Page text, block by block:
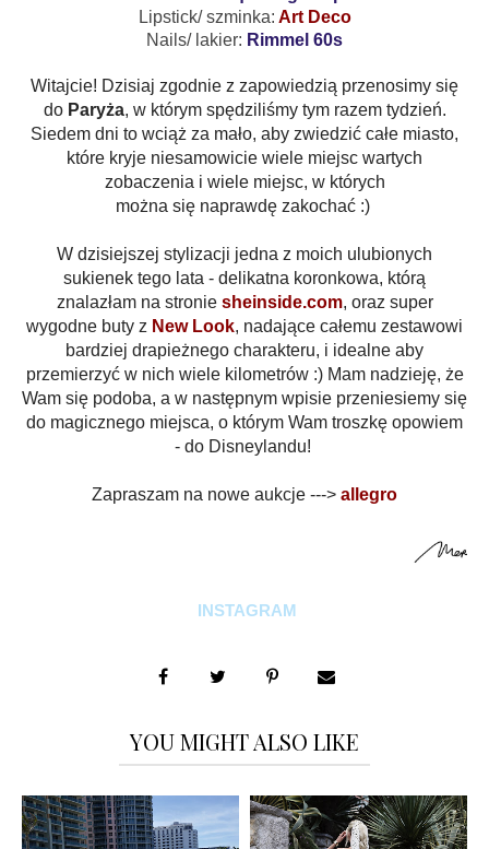
Lipstick/ szminka: Art Deco
Nails/ lakier: Rimmel 60s
Witajcie! Dzisiaj zgodnie z zapowiedzią przenosimy się
do Paryża, w którym spędziliśmy tym razem tydzień.
Siedem dni to wciąż za mało, aby zwiedzić całe miasto,
które kryje niesamowicie wiele miejsc wartych
zobaczenia i wiele miejsc, w których
można się naprawdę zakochać :)
W dzisiejszej stylizacji jedna z moich ulubionych
sukienek tego lata - delikatna koronkowa, którą
znalazłam na stronie sheinside.com, oraz super
wygodne buty z New Look, nadające całemu zestawowi
bardziej drapieżnego charakteru, i idealne aby
przemierzyć w nich wiele kilometrów :) Mam nadzieję, że
Wam się podoba, a w następnym wpisie przeniesiemy się
do magicznego miejsca, o którym Wam troszkę opowiem
- do Disneylandu!
Zapraszam na nowe aukcje ---> allegro
INSTAGRAM
YOU MIGHT ALSO LIKE